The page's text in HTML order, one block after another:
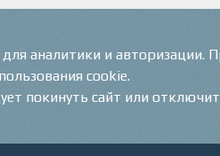
аналитики и авторизации.
cookie.
покинуть сайт или